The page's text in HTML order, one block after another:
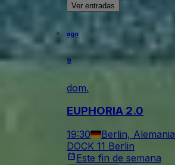
Ver entradas
ago
9
dom.
EUPHORIA 2.0
19:30 Berlin, Alemania
DOCK 11 Berlin
Este fin de semana